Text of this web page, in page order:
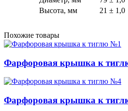
Высота, мм
21 ± 1,0
Похожие товары
Фарфоровая крышка к
Фарфоровая крышка к